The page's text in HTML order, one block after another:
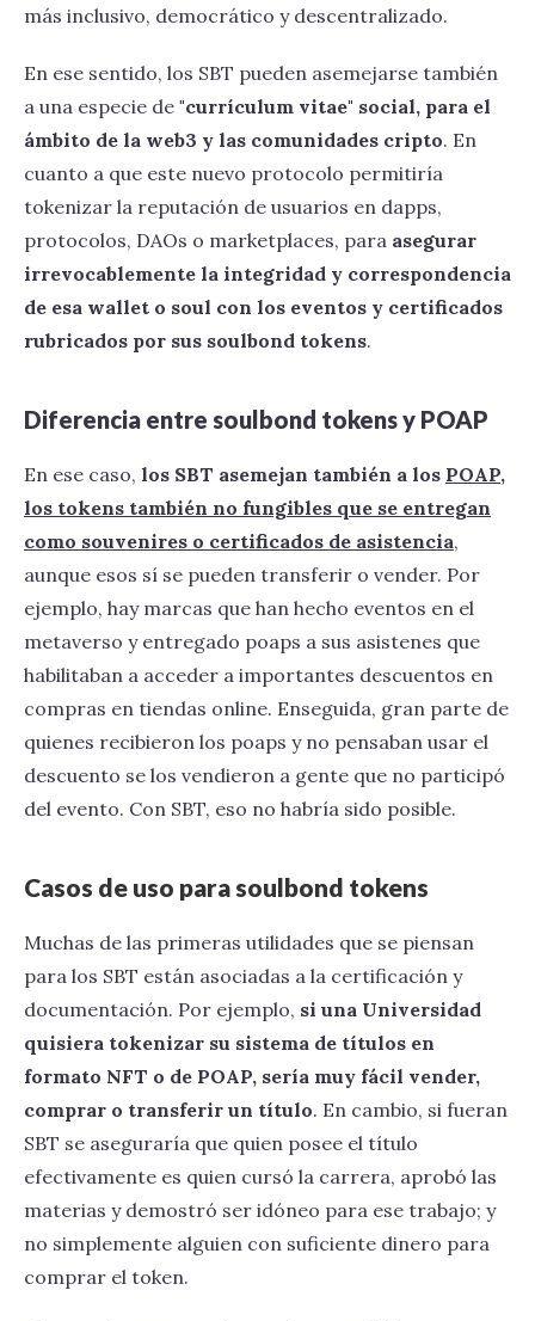
más inclusivo, democrático y descentralizado.
En ese sentido, los SBT pueden asemejarse también
a una especie de "currículum vitae" social, para el
ámbito de la web3 y las comunidades cripto. En
cuanto a que este nuevo protocolo permitiría
tokenizar la reputación de usuarios en dapps,
protocolos, DAOs o marketplaces, para asegurar
irrevocablemente la integridad y correspondencia
de esa wallet o soul con los eventos y certificados
rubricados por sus soulbond tokens.
Diferencia entre soulbond tokens y POAP
En ese caso, los SBT asemejan también a los POAP,
los tokens también no fungibles que se entregan
como souvenires o certificados de asistencia,
aunque esos sí se pueden transferir o vender. Por
ejemplo, hay marcas que han hecho eventos en el
metaverso y entregado poaps a sus asistenes que
habilitaban a acceder a importantes descuentos en
compras en tiendas online. Enseguida, gran parte de
quienes recibieron los poaps y no pensaban usar el
descuento se los vendieron a gente que no participó
del evento. Con SBT, eso no habría sido posible.
Casos de uso para soulbond tokens
Muchas de las primeras utilidades que se piensan
para los SBT están asociadas a la certificación y
documentación. Por ejemplo, si una Universidad
quisiera tokenizar su sistema de títulos en
formato NFT o de POAP, sería muy fácil vender,
comprar o transferir un título. En cambio, si fueran
SBT se aseguraría que quien posee el título
efectivamente es quien cursó la carrera, aprobó las
materias y demostró ser idóneo para ese trabajo; y
no simplemente alguien con suficiente dinero para
comprar el token.